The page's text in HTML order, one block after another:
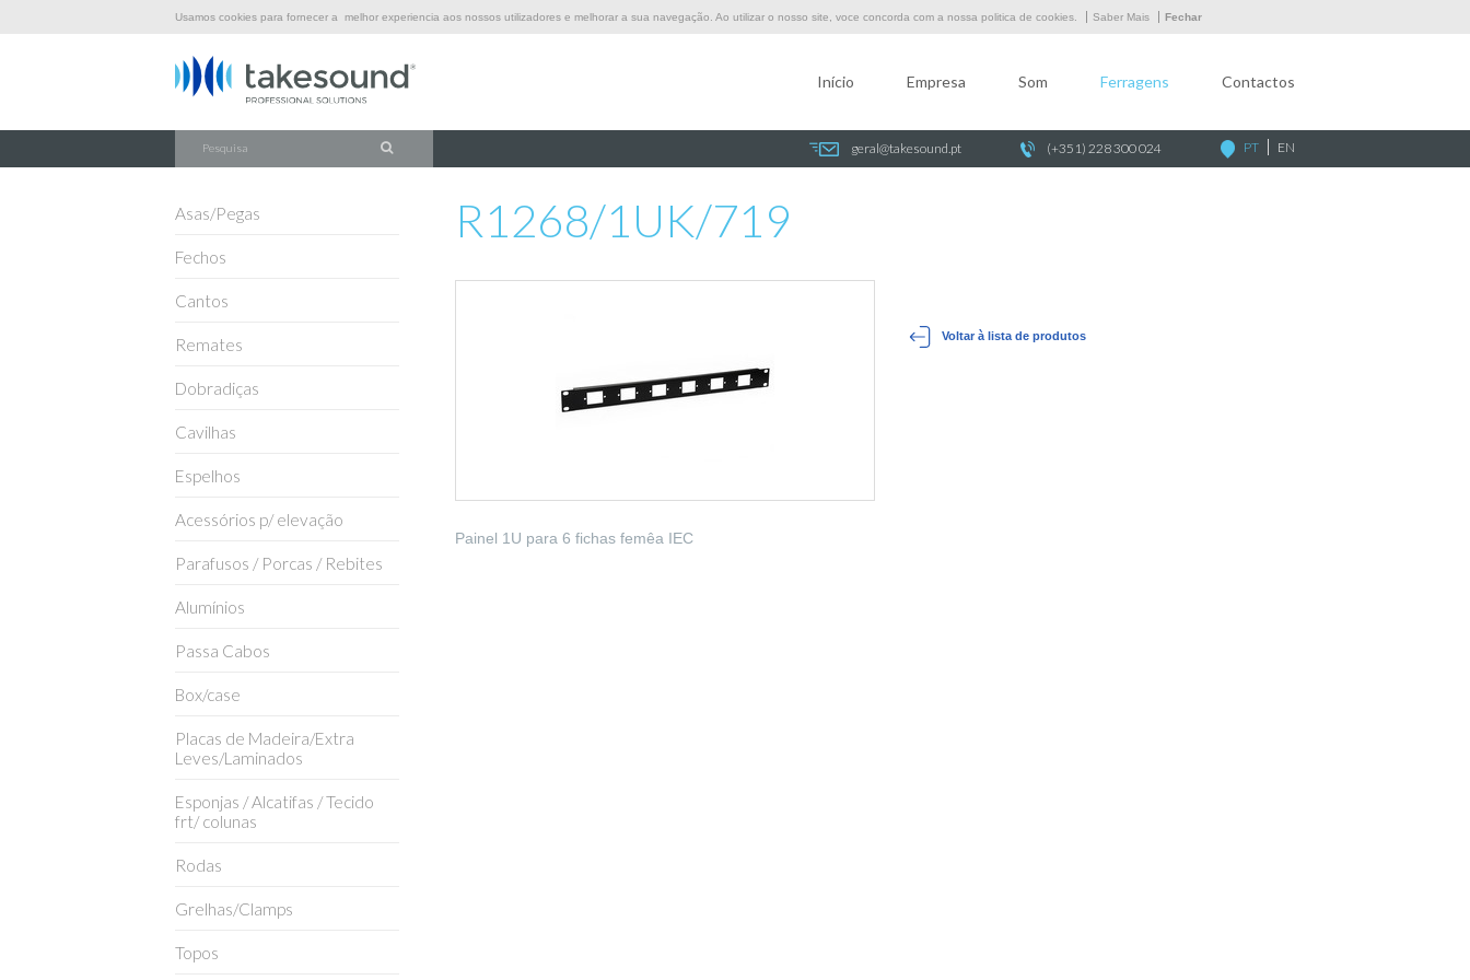
Usamos cookies para fornecer a melhor experiencia aos nossos utilizadores e melhorar a sua navegação. Ao utilizar o nosso site, voce concorda com a nossa politica de cookies. Saber Mais Fechar
Contactos
Início Empresa Som Ferragens Contactos
geral@takesound.pt (+351) 228 300 024 PT EN
INÍCIO \ FERRAGENS RACK (PAINÉIS, PRUMOS E GAVETAS)
R1268/1UK/719
Voltar à lista de produtos
Painel 1U para 6 fichas femêa IEC
Asas/Pegas
Fechos
Cantos
Remates
Dobradiças
Cavilhas
Espelhos
Acessórios p/ elevação
Parafusos / Porcas / Rebites
Alumínios
Passa Cabos
Box/case
Placas de Madeira/Extra
Leves/Laminados
Esponjas / Alcatifas / Tecido
frt/ colunas
Rodas
Grelhas/Clamps
Topos